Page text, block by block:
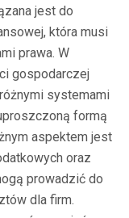
jest do
która musi
prawa. W
gospodarczej
systemami
formą
aspektem jest
oraz
prowadzić do
dla firm.